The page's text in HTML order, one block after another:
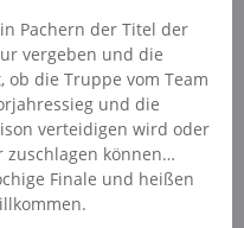
Pachern der Titel der
vergeben und die
ob die Truppe vom Team
und die
verteidigen wird oder
zuschlagen können…
Finale und heißen